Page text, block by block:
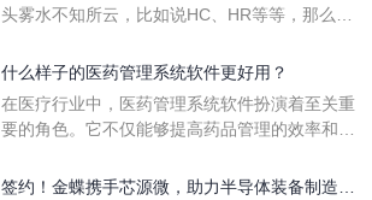
头雾水不知所云，比如说HC、HR等等，那么它
么呢？
什么样子的医药管理系统软件更好用？
在医疗行业中，医药管理系统软件扮演着至关重
要的角色。它不仅能够提高药品管理的效率和准
一个好用的医药管理系统软件应具备以下特点。
签约！金蝶携手芯源微，助力半导体装备制造领